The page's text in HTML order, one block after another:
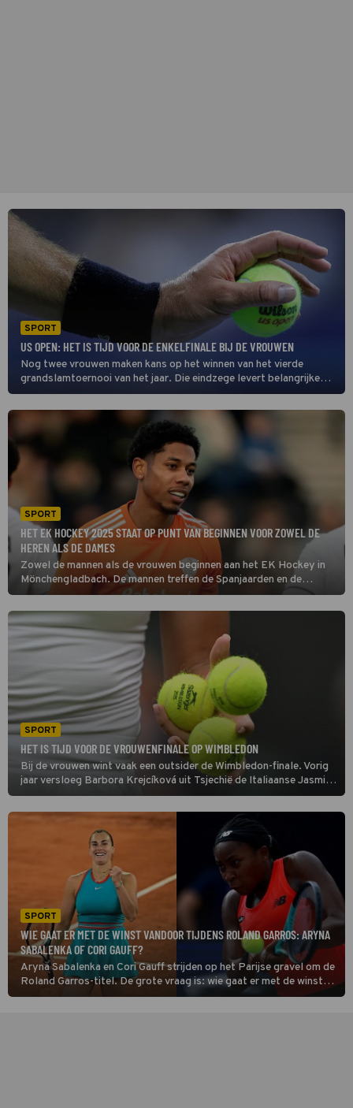
SPORT
US OPEN: HET IS TIJD VOOR DE ENKELFINALE BIJ DE VROUWEN
Nog twee vrouwen maken kans op het winnen van het vierde
grandslamtoernooi van het jaar. Die eindzege levert belangrijke
punten voor de ranglijst op en is ook nog eens lucratiever dan ooit.
De winnaar pakt 4,3 miljoen euro.
SPORT
HET EK HOCKEY 2025 STAAT OP PUNT VAN BEGINNEN VOOR ZOWEL DE
HEREN ALS DE DAMES
Zowel de mannen als de vrouwen beginnen aan het EK Hockey in
Mönchengladbach. De mannen treffen de Spanjaarden en de
vrouwen spelen tegen Ierland. Normaal gesproken moet dat twee
eenvoudige overwinningen opleveren.
SPORT
HET IS TIJD VOOR DE VROUWENFINALE OP WIMBLEDON
Bij de vrouwen wint vaak een outsider de Wimbledon-finale. Vorig
jaar versloeg Barbora Krejcíková uit Tsjechië de Italiaanse Jasmine
Paolini. De kans dat ze die stunt herhaalt, is klein. Ze had daarna
een terugslag.
SPORT
WIE GAAT ER MET DE WINST VANDOOR TIJDENS ROLAND GARROS: ARYNA
SABALENKA OF CORI GAUFF?
Aryna Sabalenka en Cori Gauff strijden op het Parijse gravel om de
Roland Garros-titel. De grote vraag is: wie gaat er met de winst
vandoor?